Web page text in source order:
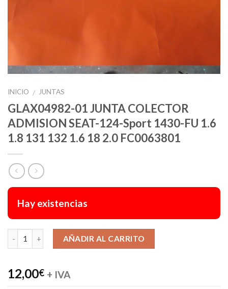
INICIO / JUNTAS
GLAX04982-01 JUNTA COLECTOR
ADMISION SEAT-124-Sport 1430-FU 1.6
1.8 131 132 1.6 18 2.0 FC0063801
Hay existencias
AÑADIR AL CARRITO
12,00€ + IVA